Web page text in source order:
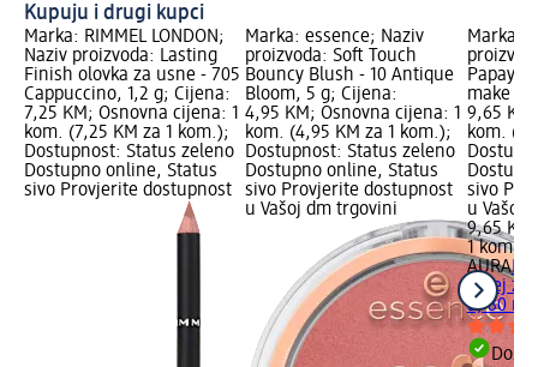
Kupuju i drugi kupci
Marka: RIMMEL LONDON;
Naziv proizvoda: Lasting
Finish olovka za usne - 705
Cappuccino, 1,2 g; Cijena:
7,25 KM; Osnovna cijena: 1
kom. (7,25 KM za 1 kom.);
Dostupnost: Status zeleno
Dostupno online, Status
sivo Provjerite dostupnost
Marka: essence; Naziv
proizvoda: Soft Touch
Bouncy Blush - 10 Antique
Bloom, 5 g; Cijena:
4,95 KM; Osnovna cijena: 1
kom. (4,95 KM za 1 kom.);
Dostupnost: Status zeleno
Dostupno online, Status
sivo Provjerite dostupnost
u Vašoj dm trgovini
Marka:
Papaya
make
9,65
kom.
sivo
u Vašoj
9,65 KM
1 kom.
AURAFix
sprej
a, 80 ml